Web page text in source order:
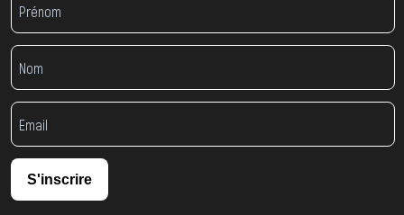
S'inscrire